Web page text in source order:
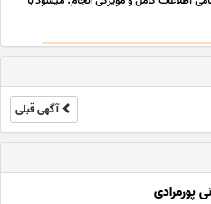
آگهی قبلی
پورمرادی